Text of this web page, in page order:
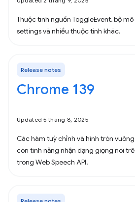
Thuộc tính nguồn ToggleEvent, bộ
settings và nhiều thuộc tính khác.
Release notes
Chrome 139
Updated 5 tháng 8, 2025
Các hàm tuỳ chỉnh và hình tròn
còn tính năng nhận dạng giọng nói
trong Web Speech API.